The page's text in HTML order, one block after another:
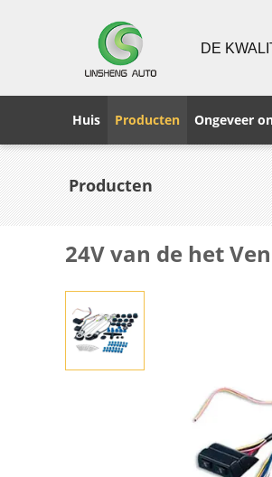
DE
Huis Producten Ongeveer
Producten
24V van de het